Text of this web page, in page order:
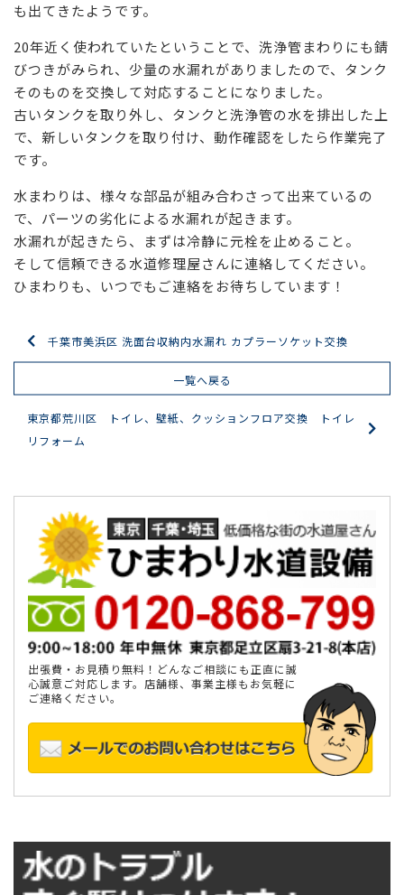
も出てきたようです。
20年近く使われていたということで、洗浄管まわりにも錆
びつきがみられ、少量の水漏れがありましたので、タンク
そのものを交換して対応することになりました。
古いタンクを取り外し、タンクと洗浄管の水を排出した上
で、新しいタンクを取り付け、動作確認をしたら作業完了
です。
水まわりは、様々な部品が組み合わさって出来ているの
で、パーツの劣化による水漏れが起きます。
水漏れが起きたら、まずは冷静に元栓を止めること。
そして信頼できる水道修理屋さんに連絡してください。
ひまわりも、いつでもご連絡をお待ちしています！
千葉市美浜区 洗面台収納内水漏れ カプラーソケット交換
一覧へ戻る
東京都荒川区 トイレ、壁紙、クッションフロア交換 トイレ
リフォーム
出張費・お見積り無料！どんなご相談にも正直に誠
心誠意ご対応します。店舗様、事業主様もお気軽に
ご連絡ください。